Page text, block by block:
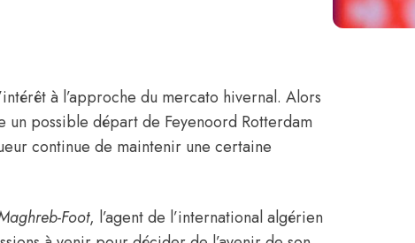
à l’approche du mercato hivernal. Alors
un possible départ de Feyenoord Rotterdam
continue de maintenir une certaine
Foot, l’agent de l’international algérien